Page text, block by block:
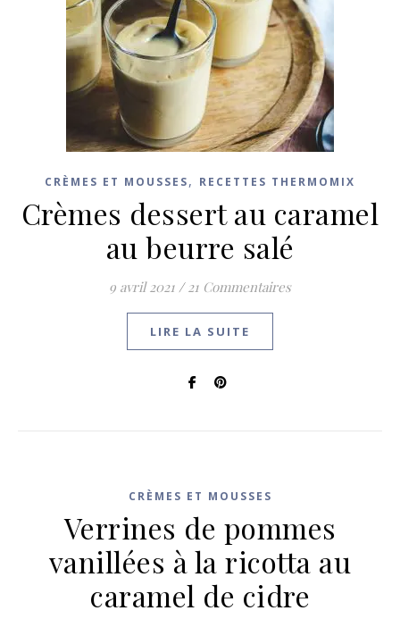
CRÈMES ET MOUSSES, RECETTES THERMOMIX
Crèmes dessert au caramel
au beurre salé
9 avril 2021 / 21 Commentaires
LIRE LA SUITE
CRÈMES ET MOUSSES
Verrines de pommes
vanillées à la ricotta au
caramel de cidre